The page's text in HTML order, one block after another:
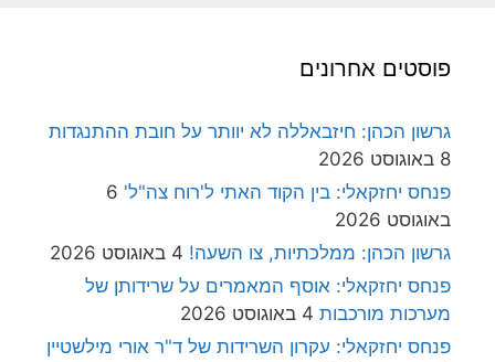
פוסטים אחרונים
גרשון הכהן: חיזבאללה לא יוותר על חובת ההתנגדות
8 באוגוסט 2026
פנחס יחזקאלי: בין הקוד האתי ל'רוח צה"ל' 6
באוגוסט 2026
גרשון הכהן: ממלכתיות, צו השעה! 4 באוגוסט 2026
פנחס יחזקאלי: אוסף המאמרים על שרידותן של
מערכות מורכבות 4 באוגוסט 2026
פנחס יחזקאלי: עקרון השרידות של ד"ר אורי מילשטיין